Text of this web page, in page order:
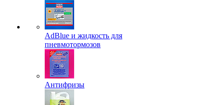
AdBlue и жидкость для
пневмотормозов
Антифризы